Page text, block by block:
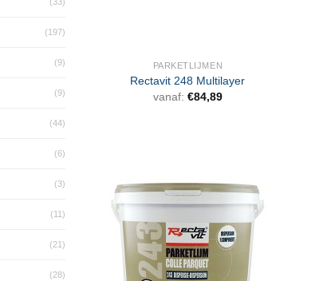
(197)
(9)
(9)
(44)
(6)
(3)
(11)
(21)
(28)
PARKETLIJMEN
Rectavit 248 Multilayer
vanaf: €84,89